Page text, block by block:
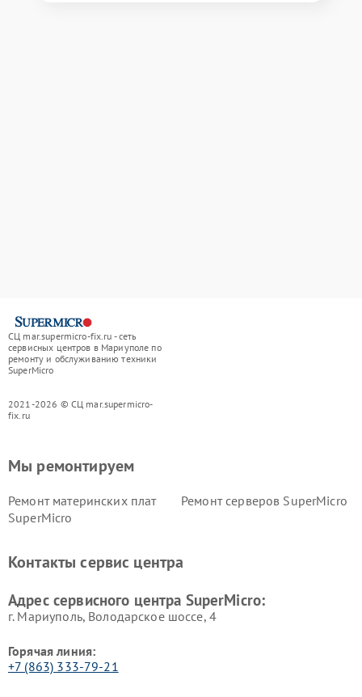
СЦ mar.supermicro-fix.ru - сеть
сервисных центров в Мариуполе по
ремонту и обслуживанию техники
SuperMicro
2021-2026 © СЦ mar.supermicro-
fix.ru
Мы ремонтируем
Ремонт материнских плат
SuperMicro
Ремонт серверов SuperMicro
Контакты сервис центра
Адрес сервисного центра SuperMicro:
г. Мариуполь, Володарское шоссе, 4
Горячая линия:
+7 (863) 333-79-21